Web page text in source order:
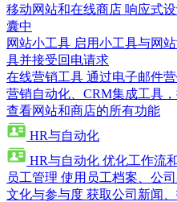
移动网站和在线商店 响应式
囊中
网站小工具 启用小工具与网
具并接受回电请求
在线营销工具 通过电子邮件营
营销自动化、CRM集成工具
查看网站和商店的所有功能
HR与自动化
HR与自动化 优化工作流
员工管理 使用员工档案、公
文化与参与度 获取公司新闻